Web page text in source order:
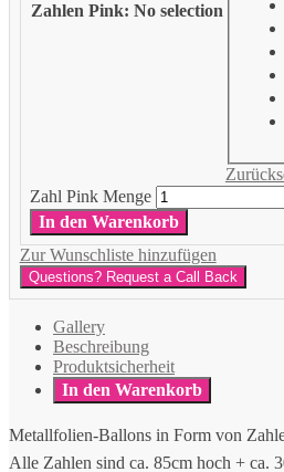
Zahlen Pink: No selection
Zahl Pink Menge
In den Warenkorb
Zur Wunschliste hinzufügen
Questions? Request a Call Back
Gallery
Beschreibung
Produktsicherheit
In den Warenkorb
Metallfolien-Ballons in Form von
Alle Zahlen sind ca. 85cm hoch + ca.